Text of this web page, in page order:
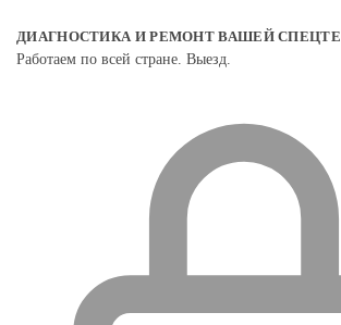
ДИАГНОСТИКА И РЕМОНТ ВАШЕЙ
Работаем по всей стране. Выезд.